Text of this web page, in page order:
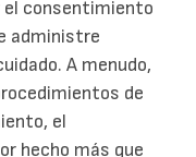
el consentimiento
administre
A menudo,
de
el
hecho más que